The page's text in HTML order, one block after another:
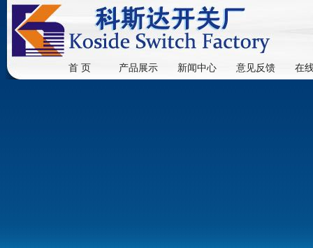
首 页 产品展示 新闻中心 意见反馈 在